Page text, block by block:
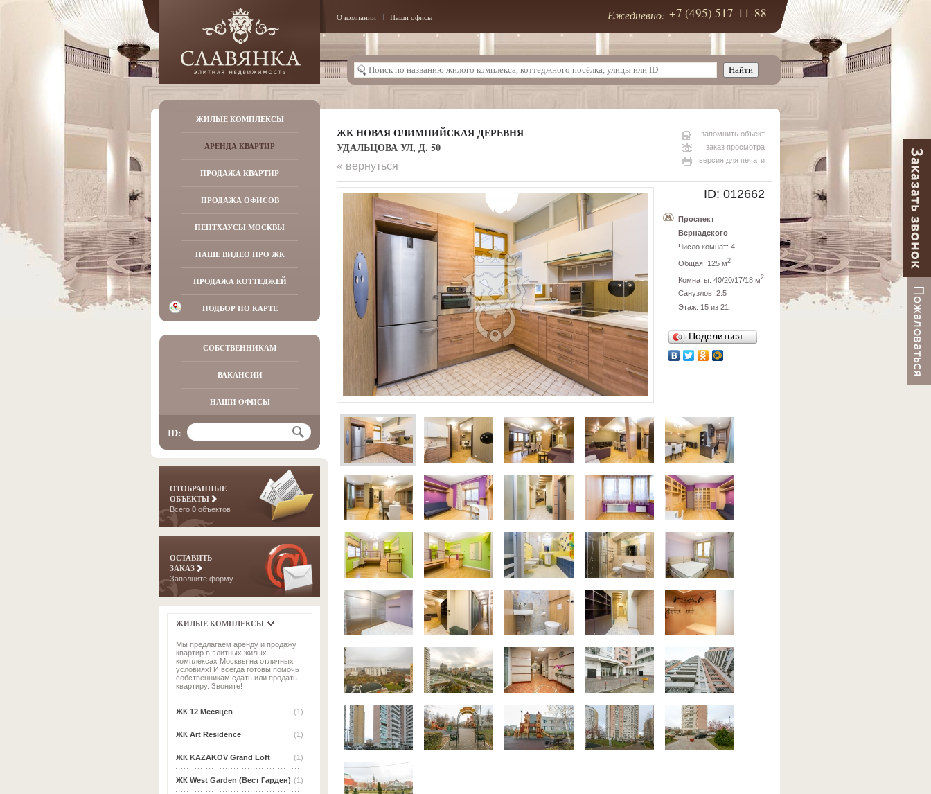
О компании Наши офисы Ежедневно: +7 (495) 517-11-88
ЖИЛЫЕ КОМПЛЕКСЫ
АРЕНДА КВАРТИР
ПРОДАЖА КВАРТИР
ПРОДАЖА ОФИСОВ
ПЕНТХАУСЫ МОСКВЫ
НАШЕ ВИДЕО ПРО ЖК
ПРОДАЖА КОТТЕДЖЕЙ
ПОДБОР ПО КАРТЕ
СОБСТВЕННИКАМ
ВАКАНСИИ
НАШИ ОФИСЫ
ID:
ОТОБРАННЫЕ
ОБЪЕКТЫ
Всего 0 объектов
ОСТАВИТЬ
ЗАКАЗ
Заполните форму
ЖИЛЫЕ КОМПЛЕКСЫ
Мы предлагаем аренду и продажу
квартир в элитных жилых
комплексах Москвы на отличных
условиях! И всегда готовы помочь
собственникам сдать или продать
квартиру. Звоните!
(1)
ЖК 12 Месяцев
(1)
ЖК Art Residence
(1)
ЖК KAZAKOV Grand Loft
(1)
ЖК West Garden (Вест Гарден)
ЖК НОВАЯ ОЛИМПИЙСКАЯ ДЕРЕВНЯ
УДАЛЬЦОВА УЛ, Д. 50
запомнить объект
заказ просмотра
версия для печати
« вернуться
ID: 012662
Проспект
Вернадского
Число комнат: 4
Общая: 125 м2
Комнаты: 40/20/17/18 м2
Санузлов: 2.5
Этаж: 15 из 21
Поделиться…